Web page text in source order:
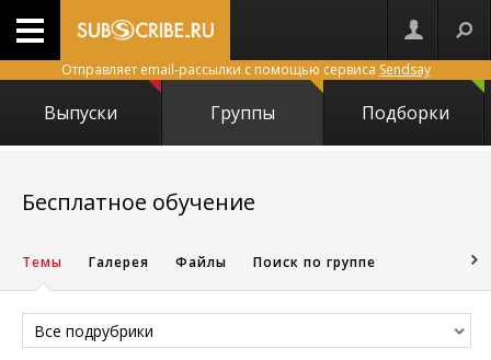
Отправляет email-рассылки с помощью сервиса Sendsay
Выпуски Группы Подборки
Бесплатное обучение
Темы Галерея Файлы Поиск по группе
Все подрубрики